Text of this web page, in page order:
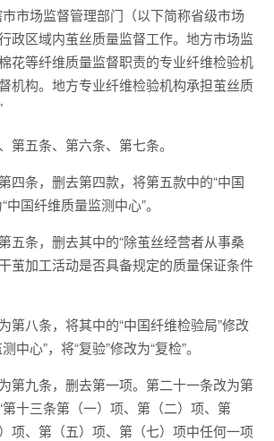
市场监督管理部门（以下简称省级市场
政区域内茧丝质量监督工作。地方市场监
花等纤维质量监督职责的专业纤维检验机
机构。地方专业纤维检验机构承担茧丝质
第五条、第六条、第七条。
四条，删去第四款，将第五款中的“中国
国纤维质量监测中心”。
五条，删去其中的“除茧丝经营者从事桑
茧加工活动是否具备规定的质量保证条件
第八条，将其中的“中国纤维检验局”修改
中心”，将“复验”修改为“复检”。
第九条，删去第一项。第二十一条改为第
十三条第（一）项、第（二）项、第
项、第（五）项、第（七）项中任何一项